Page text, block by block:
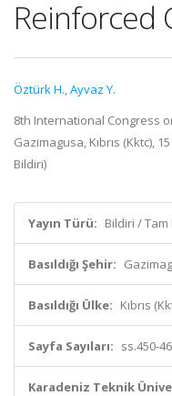
Reinforced
Öztürk H.,Ayvaz Y.
8th International Congress
Gazimagusa, Kıbrıs (Kktc),
Bildiri)
Yayın Türü: Bildiri /
Basıldığı Şehir:
Basıldığı Ülke: Kıbrıs
Sayfa Sayıları: ss.450-
Karadeniz Teknik